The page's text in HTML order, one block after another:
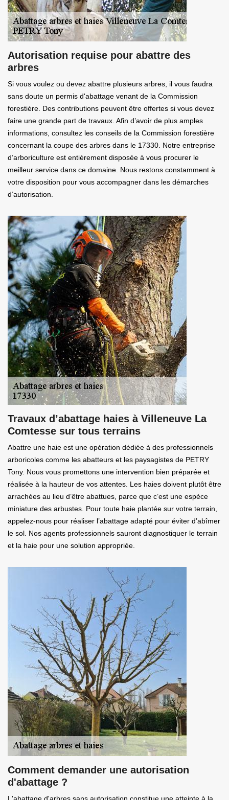
Autorisation requise pour abattre des
arbres
Si vous voulez ou devez abattre plusieurs arbres, il vous faudra
sans doute un permis d'abattage venant de la Commission
forestière. Des contributions peuvent être offertes si vous devez
faire une grande part de travaux. Afin d’avoir de plus amples
informations, consultez les conseils de la Commission forestière
concernant la coupe des arbres dans le 17330. Notre entreprise
d’arboriculture est entièrement disposée à vous procurer le
meilleur service dans ce domaine. Nous restons constamment à
votre disposition pour vous accompagner dans les démarches
d’autorisation.
Travaux d’abattage haies à Villeneuve La
Comtesse sur tous terrains
Abattre une haie est une opération dédiée à des professionnels
arboricoles comme les abatteurs et les paysagistes de PETRY
Tony. Nous vous promettons une intervention bien préparée et
réalisée à la hauteur de vos attentes. Les haies doivent plutôt être
arrachées au lieu d’être abattues, parce que c’est une espèce
miniature des arbustes. Pour toute haie plantée sur votre terrain,
appelez-nous pour réaliser l’abattage adapté pour éviter d’abîmer
le sol. Nos agents professionnels sauront diagnostiquer le terrain
et la haie pour une solution appropriée.
Comment demander une autorisation
d'abattage ?
L'abattage d'arbres sans autorisation constitue une atteinte à la